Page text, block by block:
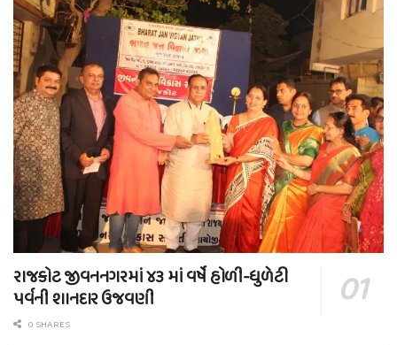
રાજકોટ જીવનનગરમાં ૪૩ માં વર્ષે હોળી-ધુળેટી
પર્વની શાનદાર ઉજવણી
0 SHARES